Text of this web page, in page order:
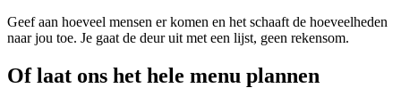
Geef aan hoeveel mensen er komen en het schaaft de hoeveelheden
naar jou toe. Je gaat de deur uit met een lijst, geen rekensom.
Of laat ons het hele menu plannen